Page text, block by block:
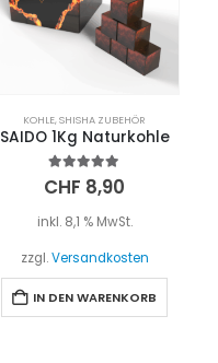
KOHLE,SHISHA ZUBEHÖR
SAIDO 1Kg Naturkohle
5.00out of 5
CHF 8,90
inkl. 8,1 % MwSt.
zzgl.Versandkosten
IN DEN WARENKORB